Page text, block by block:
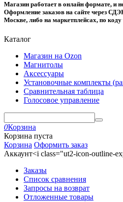
Магазин работает в онлайн формате, и
Оформление заказов на сайте через
Москве, либо на маркетплейсах, по коду
Каталог
Магазин на Ozon
Магнитолы
Аксессуары
Установочные комплекты
Сравнительная таблица
Голосовое управление
0Корзина
Корзина пуста
Корзина Оформить заказ
Аккаунт<i class="ut2-icon-outline-
Заказы
Список сравнения
Запросы на возврат
Отложенные товары